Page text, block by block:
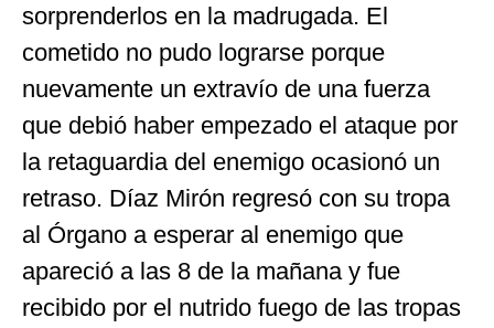
sorprenderlos en la madrugada. El
cometido no pudo lograrse porque
nuevamente un extravío de una fuerza
que debió haber empezado el ataque por
la retaguardia del enemigo ocasionó un
retraso. Díaz Mirón regresó con su tropa
al Órgano a esperar al enemigo que
apareció a las 8 de la mañana y fue
recibido por el nutrido fuego de las tropas